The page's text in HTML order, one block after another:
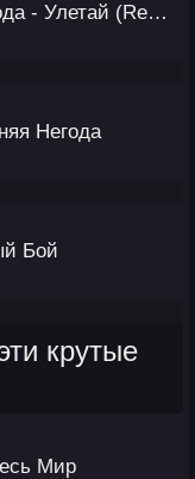
Anton Ageev, Настя Негода - Улетай (Remix)
Негода
Бой
крутые
Мир